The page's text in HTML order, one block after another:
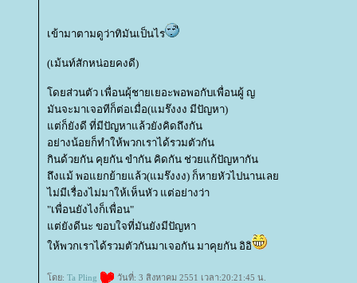
เข้ามาตามดูว่าทิมันเป็นไร
(เม้นท์สักหน่อยคงดี)
ดยส่วนตัว เพื่อนผุ้ชายเยอะพอพอกับเพื่อนผู้ ญ
มันจะมาเจอทีก็ต่อเมื่อ(แมร๊งงง มีปัญหา)
ต่ก็ยังดี ที่มีปัญหาแล้วยังคิดถึงกัน
อย่างน้อยก็ทำให้พวกเราได้รวมตัวกัน
กินด้วยกัน คุยกัน ขำกัน คิดกัน ช่วยแก้ปัญหากัน
ถึงแม้ พอแยกย้ายแล้ว(แมร๊งงง) ก็หายหัวไปนานเล
ไม่มีเรื่องไม่มาให้เห็นหัว แต่อย่างว่า
"เพื่อนยังไงก็เพื่อน"
ต่ยังดีนะ ขอบใจที่มันยังมีปัญหา
ห้พวกเราได้รวมตัวกันมาเจอกัน มาคุยกัน อิอิ
ดย: Ta Pling วันที่: 3 สิงหาคม 2551 เวลา:20:21:45 น.